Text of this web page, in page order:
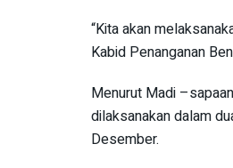
“Kita akan
Kabid Penanganan
Menurut Madi
dilaksanakan dalam
Desember.